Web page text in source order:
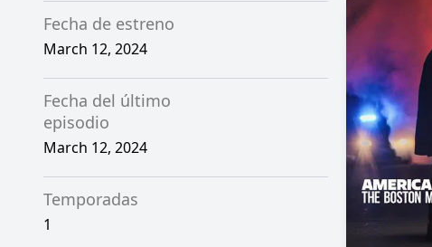
Fecha de estreno
March 12, 2024
Fecha del último
episodio
March 12, 2024
Temporadas
1